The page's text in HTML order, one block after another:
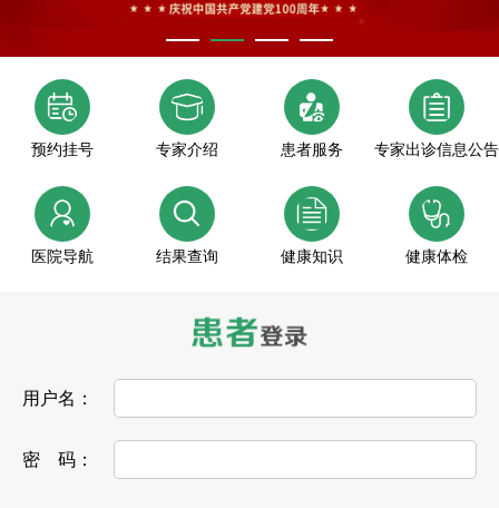
预约挂号 专家介绍 患者服务 专家出诊信息公告
医院导航 结果查询 健康知识 健康体检
用户名：
密 码：